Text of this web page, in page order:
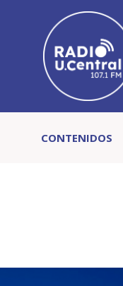
CONTENIDOS